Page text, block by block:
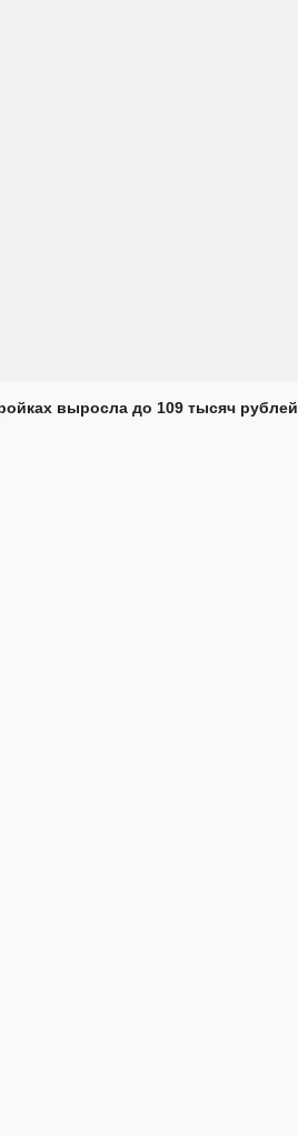
выросла до 109 тысяч рублей